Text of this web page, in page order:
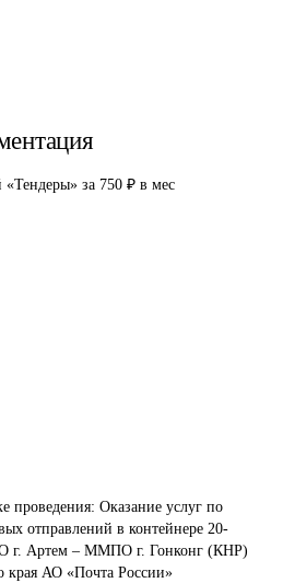
«Тендеры» за 750 ₽ в мес
проведения: Оказание услуг по
отправлений в контейнере 20-
г. Артем – ММПО г. Гонконг (КНР)
АО «Почта России»